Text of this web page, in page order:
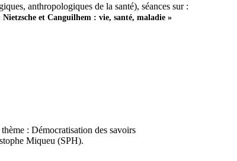
anthropologiques de la santé), séances sur :
et Canguilhem : vie, santé, maladie »
: Démocratisation des savoirs
Miqueu (SPH).